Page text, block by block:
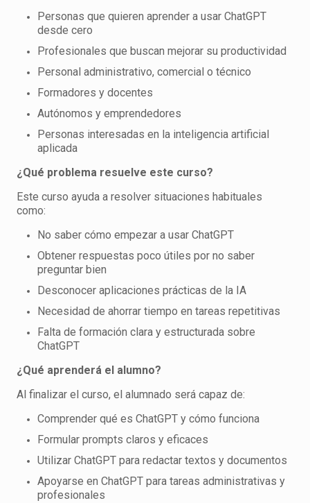
Personas que quieren aprender a usar ChatGPT
desde cero
Profesionales que buscan mejorar su productividad
Personal administrativo, comercial o técnico
Formadores y docentes
Autónomos y emprendedores
Personas interesadas en la inteligencia artificial
aplicada
¿Qué problema resuelve este curso?
Este curso ayuda a resolver situaciones habituales
como:
No saber cómo empezar a usar ChatGPT
Obtener respuestas poco útiles por no saber
preguntar bien
Desconocer aplicaciones prácticas de la IA
Necesidad de ahorrar tiempo en tareas repetitivas
Falta de formación clara y estructurada sobre
ChatGPT
¿Qué aprenderá el alumno?
Al finalizar el curso, el alumnado será capaz de:
Comprender qué es ChatGPT y cómo funciona
Formular prompts claros y eficaces
Utilizar ChatGPT para redactar textos y documentos
Apoyarse en ChatGPT para tareas administrativas y
profesionales